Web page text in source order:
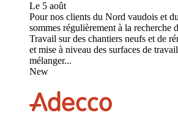
Le 5 août
Pour nos clients du Nord vaudois et
sommes régulièrement à la recherche
Travail sur des chantiers neufs et de
et mise à niveau des surfaces de
mélanger...
New